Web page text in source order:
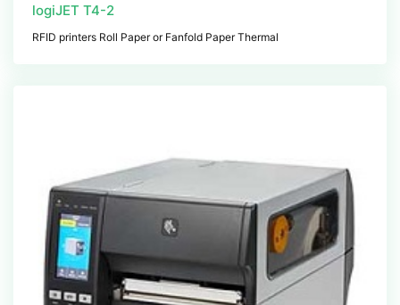
logiJET T4-2
RFID printers Roll Paper or Fanfold Paper Thermal